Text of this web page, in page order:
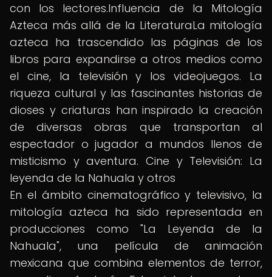
con los lectores.Influencia de la Mitología
Azteca más allá de la LiteraturaLa mitología
azteca ha trascendido las páginas de los
libros para expandirse a otros medios como
el cine, la televisión y los videojuegos. La
riqueza cultural y las fascinantes historias de
dioses y criaturas han inspirado la creación
de diversas obras que transportan al
espectador o jugador a mundos llenos de
misticismo y aventura. Cine y Televisión: La
leyenda de la Nahuala y otros
En el ámbito cinematográfico y televisivo, la
mitología azteca ha sido representada en
producciones como "La Leyenda de la
Nahuala", una película de animación
mexicana que combina elementos de terror,